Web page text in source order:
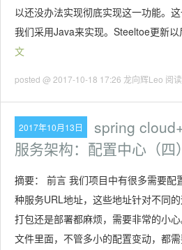
以还没办法实现彻底实现这一功能。
我们采用Java来实现。Steeltoe更新
文
posted @ 2017-10-18 17:26 龙向辉Leo 阅
2017年10月13日
spring
服务架构：配置中心（四）
摘要： 前言 我们项目中有很多需要配
种服务URL地址，这些地址针对不同
打包还是部署都麻烦，需要非常的小
文件里面，不管多小的配置变动，都